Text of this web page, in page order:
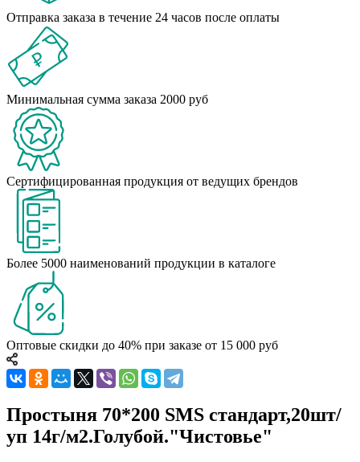
Отправка заказа в течение 24 часов после оплаты
Минимальная сумма заказа 2000 руб
Сертифицированная продукция от ведущих брендов
Более 5000 наименований продукции в каталоге
Оптовые скидки до 40% при заказе от 15 000 руб
Простыня 70*200 SMS стандарт,20шт/
уп 14г/м2.Голубой."Чистовье"